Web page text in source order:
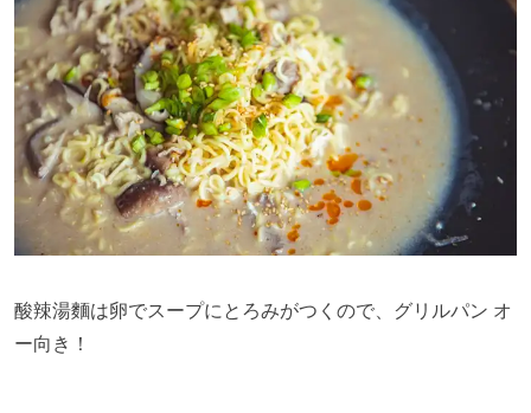
酸辣湯麵は卵でスープにとろみがつくので、グリルパン オ
ー向き！